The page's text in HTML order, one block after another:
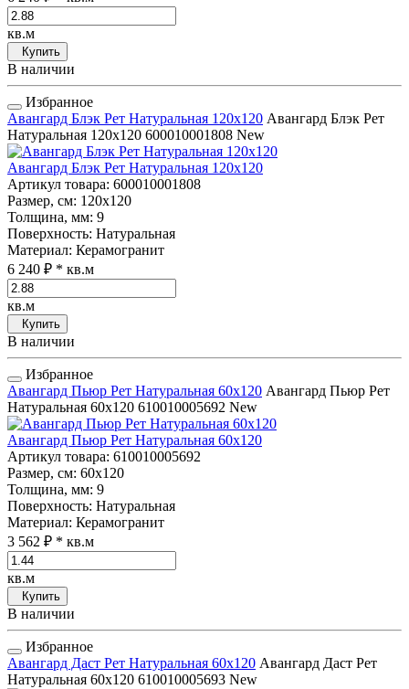
кв.м
Купить
В наличии
Избранное
Авангард Блэк Рет Натуральная 120x120 Авангард Блэк Рет
Натуральная 120x120 600010001808 New
Авангард Блэк Рет Натуральная 120x120
Артикул товара: 600010001808
Размер, см: 120x120
Толщина, мм: 9
Поверхность: Натуральная
Материал: Керамогранит
6 240 ₽ * кв.м
кв.м
Купить
В наличии
Избранное
Авангард Пьюр Рет Натуральная 60x120 Авангард Пьюр Рет
Натуральная 60x120 610010005692 New
Авангард Пьюр Рет Натуральная 60x120
Артикул товара: 610010005692
Размер, см: 60x120
Толщина, мм: 9
Поверхность: Натуральная
Материал: Керамогранит
3 562 ₽ * кв.м
кв.м
Купить
В наличии
Избранное
Авангард Даст Рет Натуральная 60x120 Авангард Даст Рет
Натуральная 60x120 610010005693 New